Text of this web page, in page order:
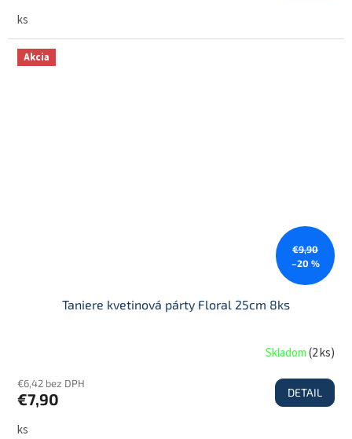
ks
Akcia
€9,90
–20 %
Taniere kvetinová párty Floral 25cm 8ks
Skladom(2 ks)
€6,42 bez DPH
€7,90 DETAIL
ks